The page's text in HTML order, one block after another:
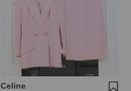
Celine